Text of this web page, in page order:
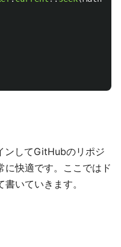
ンしてGitHubのリポジ
に快適です。ここではド
いていきます。